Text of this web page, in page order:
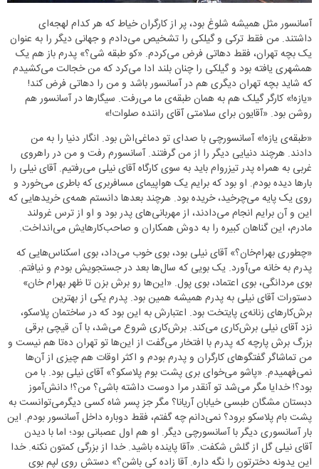
آسانسور مثل همیشه شلوغ بود، پر از کارگران خیاط که هر کدام لهجه‌ای
داشتند. من فقط ترکی و گیلکی را تشخیص‌ می‌دادم و جهانی دیگر را به عنوان
یک بچه تهران، فقط دهاتی فرض می‌کردم. «کو طبقه شی؟» پدرم باز هم یک
همشهری یافته بود و گیلکی را چنان بلند ادا می‌کرد که من خجالت می‌کشیدم
که شاید بچه تهران دیگری هم در آسانسور باشد و من را دهاتی فرض کند!
«یازه!» کارگر گیلک هم به همان طبقه‌ی ما می‌رفت. سیگارها در آسانسور ‌هم
روشن بود. «آقایون برای سلامتی آقای راننده صلوات!»
«طبقه‌ی یازه!» آسانسورچی‌ با صدای تو دماغی‌اش بود. انگار دنیا را به من
دادند. هرچند دنیایی دیگر را از من گرفتند. آسانسورم رفت و من در راهروی
غربی به همراه پدر تیزروام باید به سوی کارگاه آقای نیلی می‌رفتیم. آقای نیلی را
بارها دیده بودم. او بود که برایم یک هواپیمای مسافربری که باطری می‌خورد و
روی یک پایه می‌چرخید، خریده بود. هرچند بعدها دانستم همه‌ی خریدهایی که
این و آن برایم انجام می‌دادند، از مهربانی‌های پدر بود و او از ترس غرولند
مادرم، این گناهان کبیره را به دوش همکاران و صاحب‌کارهایش می‌انداخت.
«چطوری بهرام‌خان؟» آقای نیلی بود، بوی خوب می‌داد، بوی اسکناس‌هایی که
پدرم به خانه می‌آورد. یک بویی که سال‌ها بعد در جستجویش بودم و نیافتم.
بوی مردانگی، بوی اعتماد، بوی پول. «این‌ها رو برش بزن تا ظهر بهرام خان»
دستورات آقای نیلی به پدرم همیشه همین بود. پدرم یکی از بهترین
برش‌کارهای زنانه‌ی پایتخت بود. اعتبارش به این بود که در ساختمان پلاسکو،
نزد آقای نیلی برش‌کاری می‌کند. برش‌کاری شروع می‌شد، با آن قیچی برقی
بزرگ برش پارچه که پدرم با افتخار می‌گفت از این‌ها تو تهران ده‌تا هم نیست و
من تماشاگر گفتگوهای کارگران و پدرم بودم و اکثر اوقات هم چیزی از آن‌ها
نمی‌فهمیدم. «پاشو می‌خوای بری پشت بوم پلاسکو؟» آقای نیلی بود. با من
بود؟! خدایا مگر می‌شد تو آنقدر مرا دوست داشته باشی؟ من؟! دانش‌آموز
دبستان مشگان طبسی خیابان آریانا؟ مگر جز پسر شاه کسی دیگر‌می‌توانست به
پشت بام پلاسکو برود؟ نمی‌دانم چه گفتم، فقط دوباره داخل آسانسور بودم. این
بار آسانسوری دیگر با آسانسورچی دیگر. او هم اول عصبانی بود؛ اما با دیدن
آقای نیلی گل از گلش شکفت. «آقا پاینده باشید. خدا از بزرگی کمتون نکنه. خدا
این یدونه دخترتون را نگه داره. آقا زاده کی باشن؟» دستش روی لپم بوی